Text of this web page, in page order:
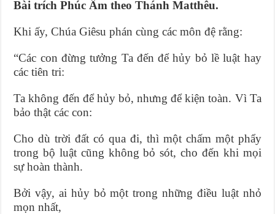
Bài trích Phúc Âm theo Thánh Matthêu.
Khi ấy, Chúa Giêsu phán cùng các môn đệ rằng:
“Các con đừng tưởng Ta đến để hủy bỏ lề luật hay
các tiên tri:
Ta không đến để hủy bỏ, nhưng để kiện toàn. Vì Ta
bảo thật các con:
Cho dù trời đất có qua đi, thì một chấm một phẩy
trong bộ luật cũng không bỏ sót, cho đến khi mọi
sự hoàn thành.
Bởi vậy, ai hủy bỏ một trong những điều luật nhỏ
mọn nhất,